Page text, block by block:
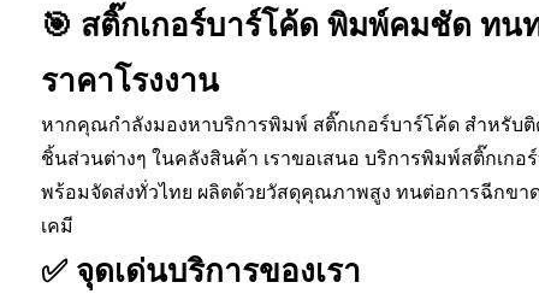
🎯 สติ๊กเกอร์บาร์โค้ด พิมพ์คมชัด ทน
ราคาโรงงาน
หากคุณกำลังมองหาบริการพิมพ์ สติ๊กเกอร์บาร์โค้ด สำหรับ
ชิ้นส่วนต่างๆ ในคลังสินค้า เราขอเสนอ บริการพิมพ์สติ๊กเก
พร้อมจัดส่งทั่วไทย ผลิตด้วยวัสดุคุณภาพสูง ทนต่อการฉีกขา
เคมี
✅ จุดเด่นบริการของเรา